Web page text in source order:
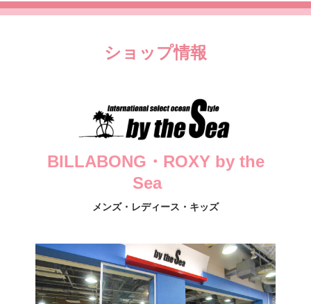
ショップ情報
BILLABONG・ROXY by the
Sea
メンズ・レディース・キッズ